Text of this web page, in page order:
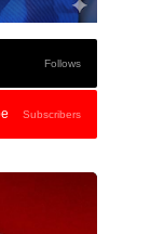
Follows
Subscribers